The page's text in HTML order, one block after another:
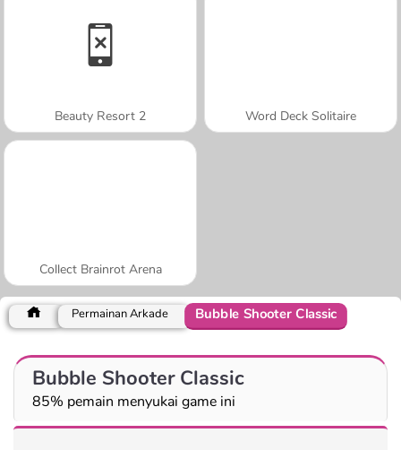
Beauty Resort 2 Word Deck Solitaire
Collect Brainrot Arena
Permainan Arkade Bubble Shooter Classic
Bubble Shooter Classic
85% pemain menyukai game ini